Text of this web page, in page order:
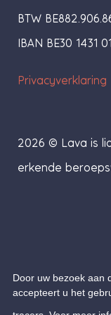
BTW
IBAN BE30 1431
Privacyverklaring
2026 © Lava is
erkende
Door uw bezoek aan
accepteert u het